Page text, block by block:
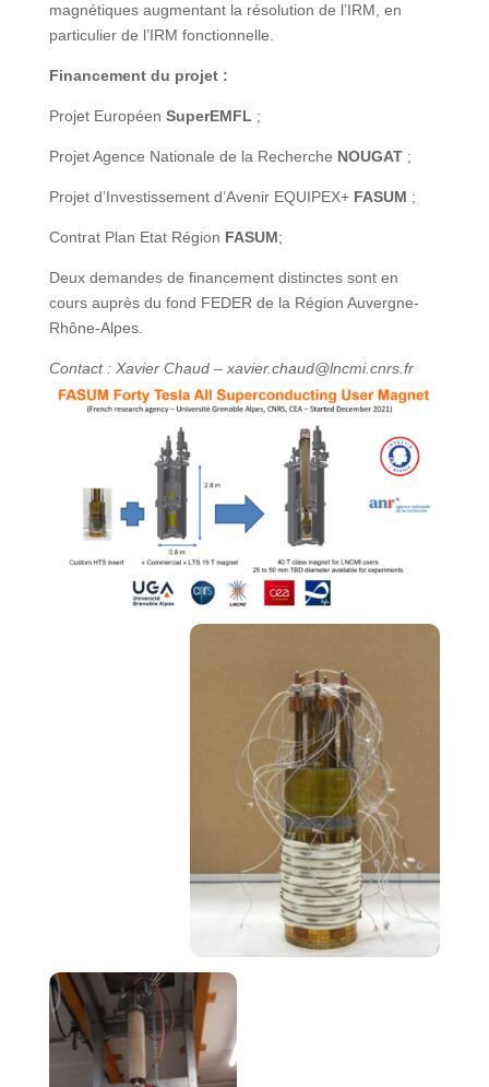
magnétiques augmentant la résolution de l’IRM, en
particulier de l’IRM fonctionnelle.
Financement du projet :
Projet Européen SuperEMFL ;
Projet Agence Nationale de la Recherche NOUGAT;
Projet d’Investissement d’Avenir EQUIPEX+ FASUM ;
Contrat Plan Etat Région FASUM;
Deux demandes de financement distinctes sont en
cours auprès du fond FEDER de la Région Auvergne-
Rhône-Alpes.
Contact : Xavier Chaud – xavier.chaud@lncmi.cnrs.fr